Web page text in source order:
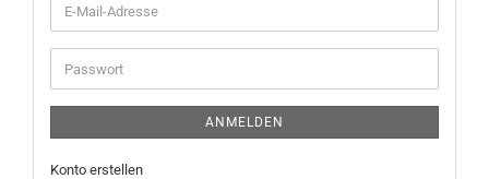
E-
Mail-
Adresse
Passwort
ANMELDEN
Konto erstellen